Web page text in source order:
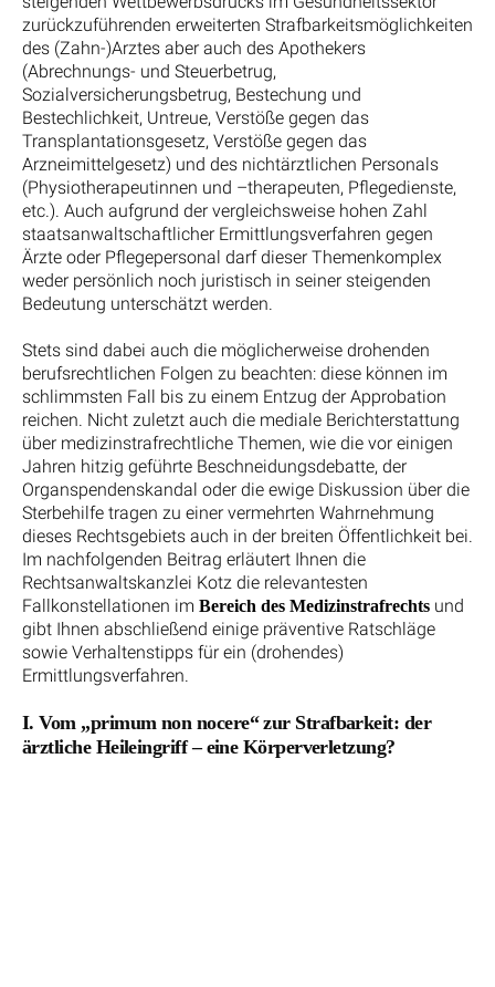
zurückzuführenden erweiterten Strafbarkeitsmöglichkeiten
des (Zahn-)Arztes aber auch des Apothekers
(Abrechnungs- und Steuerbetrug,
Sozialversicherungsbetrug, Bestechung und
Bestechlichkeit, Untreue, Verstöße gegen das
Transplantationsgesetz, Verstöße gegen das
Arzneimittelgesetz) und des nichtärztlichen Personals
(Physiotherapeutinnen und –therapeuten, Pflegedienste,
etc.). Auch aufgrund der vergleichsweise hohen Zahl
staatsanwaltschaftlicher Ermittlungsverfahren gegen
Ärzte oder Pflegepersonal darf dieser Themenkomplex
weder persönlich noch juristisch in seiner steigenden
Bedeutung unterschätzt werden.
Stets sind dabei auch die möglicherweise drohenden
berufsrechtlichen Folgen zu beachten: diese können im
schlimmsten Fall bis zu einem Entzug der Approbation
reichen. Nicht zuletzt auch die mediale Berichterstattung
über medizinstrafrechtliche Themen, wie die vor einigen
Jahren hitzig geführte Beschneidungsdebatte, der
Organspendenskandal oder die ewige Diskussion über die
Sterbehilfe tragen zu einer vermehrten Wahrnehmung
dieses Rechtsgebiets auch in der breiten Öffentlichkeit bei.
Im nachfolgenden Beitrag erläutert Ihnen die
Rechtsanwaltskanzlei Kotz die relevantesten
Fallkonstellationen im Bereich des Medizinstrafrechts und
gibt Ihnen abschließend einige präventive Ratschläge
sowie Verhaltenstipps für ein (drohendes)
Ermittlungsverfahren.
I. Vom „primum non nocere“ zur Strafbarkeit: der
ärztliche Heileingriff – eine Körperverletzung?